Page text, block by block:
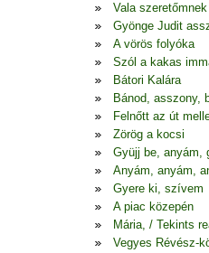
Vala szeretőmnek
Gyönge Judit
A vörös folyóka
Szól a kakas
Bátori Kalára
Bánod, asszony,
Felnőtt az út
Zörög a kocsi
Gyüjj be, anyám,
Anyám, anyám,
Gyere ki, szívem
A piac közepén
Mária, / Tekints
Vegyes Révész-